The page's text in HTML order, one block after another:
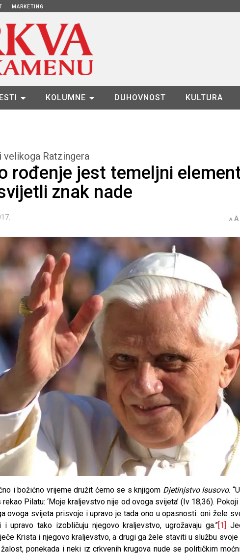
MARKETING
KOLUMNE DUHOVNOST KULTURA
velikoga Ratzingera
rođenje jest temeljni
znak nade
A A
i božićno vrijeme družit ćemo se s knjigom Djetinjstvo Isusovo.
Pilatu: ‘Moje kraljevstvo nije od ovoga svijeta’ (Iv 18,36).
ovoga svijeta prisvoje i upravo je tada ono u opasnosti: oni žele
upravo tako izobličuju njegovo kraljevstvo, ugrožavaju ga.”[1]
Krista i njegovo kraljevstvo, a drugi ga žele staviti u službu
ponekada i neki iz crkvenih krugova nude se političkim